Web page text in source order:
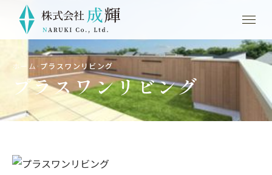
ホーム › プラスワンリビング
プラスワンリビング